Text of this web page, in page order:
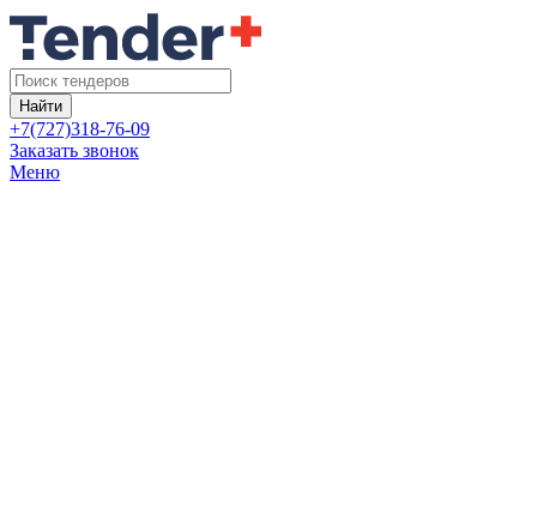
Найти
+7(727)318-76-09
Заказать звонок
Меню